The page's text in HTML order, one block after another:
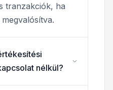
tranzakciók, ha
nélkül?